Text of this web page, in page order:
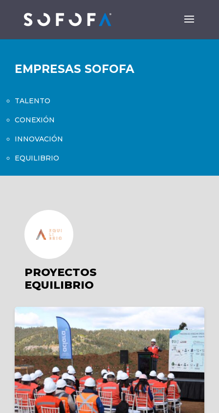
EMPRESAS SOFOFA
TALENTO
CONEXIÓN
INNOVACIÓN
EQUILIBRIO
PROYECTOS
EQUILIBRIO